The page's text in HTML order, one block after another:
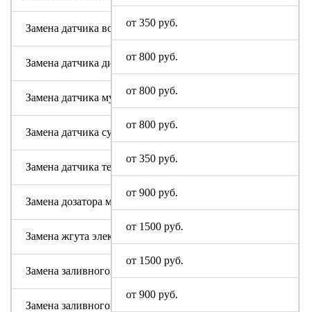
от 350 руб.
от 800 руб.
от 800 руб.
от 800 руб.
от 350 руб.
от 900 руб.
от 1500 руб.
от 1500 руб.
от 900 руб.
Замена датчика воды
Замена датчика дисбаланса белья
Замена датчика мутности
Замена датчика сушки
Замена датчика температуры или термостата
Замена дозатора моющих средств
Замена жгута электропроводки
Замена заливного клапана (КЭНа)
Замена заливного шланга